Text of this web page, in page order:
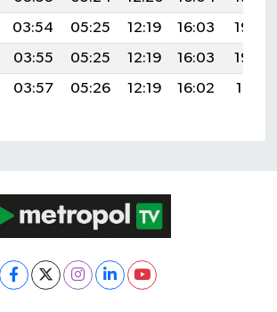
03:54 05:25 12:19 16:03
19:04
03:55 05:25 12:19 16:03
19:03
03:57 05:26 12:19 16:02 19:01